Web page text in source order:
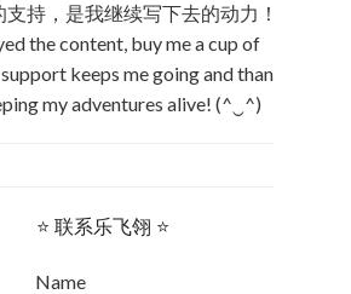
持，是我继续写下去的动力！
the content, buy me a cup of
keeps me going and thank
my adventures alive! (^‿^)
⭐ 联系乐飞翎 ⭐
Name